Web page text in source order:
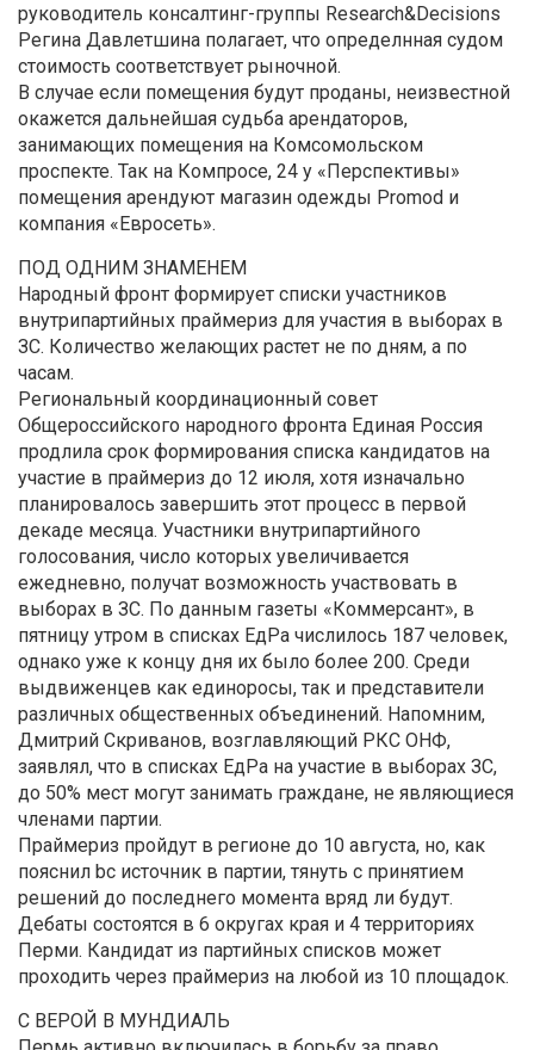
руководитель консалтинг-группы Research&Decisions
Регина Давлетшина полагает, что определнная судом
стоимость соответствует рыночной.
В случае если помещения будут проданы, неизвестной
окажется дальнейшая судьба арендаторов,
занимающих помещения на Комсомольском
проспекте. Так на Компросе, 24 у «Перспективы»
помещения арендуют магазин одежды Promod и
компания «Евросеть».
ПОД ОДНИМ ЗНАМЕНЕМ
Народный фронт формирует списки участников
внутрипартийных праймериз для участия в выборах в
ЗС. Количество желающих растет не по дням, а по
часам.
Региональный координационный совет
Общероссийского народного фронта Единая Россия
продлила срок формирования списка кандидатов на
участие в праймериз до 12 июля, хотя изначально
планировалось завершить этот процесс в первой
декаде месяца. Участники внутрипартийного
голосования, число которых увеличивается
ежедневно, получат возможность участвовать в
выборах в ЗС. По данным газеты «Коммерсант», в
пятницу утром в списках ЕдРа числилось 187 человек,
однако уже к концу дня их было более 200. Среди
выдвиженцев как единоросы, так и представители
различных общественных объединений. Напомним,
Дмитрий Скриванов, возглавляющий РКС ОНФ,
заявлял, что в списках ЕдРа на участие в выборах ЗС,
до 50% мест могут занимать граждане, не являющиеся
членами партии.
Праймериз пройдут в регионе до 10 августа, но, как
пояснил bc источник в партии, тянуть с принятием
решений до последнего момента вряд ли будут.
Дебаты состоятся в 6 округах края и 4 территориях
Перми. Кандидат из партийных списков может
проходить через праймериз на любой из 10 площадок.
С ВЕРОЙ В МУНДИАЛЬ